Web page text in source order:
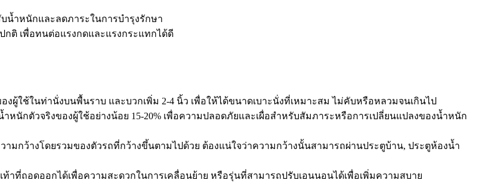
น้ำหนักและลดภาระในการบำรุงรักษา
ติ เพื่อทนต่อแรงกดและแรงกระแทกได้ดี
ผู้ใช้ในท่านั่งบนพื้นราบ และบวกเพิ่ม 2-4 นิ้ว เพื่อให้ได้ขนาดเบาะนั่งที่เหมาะสม ไม่คับหรือหลวมจนเกินไป
หนักตัวจริงของผู้ใช้อย่างน้อย 15-20% เพื่อความปลอดภัยและเผื่อสำหรับสัมภาระหรือการเปลี่ยนแปลงของน้ำหนัก
ามกว้างโดยรวมของตัวรถที่กว้างขึ้นตามไปด้วย ต้องแน่ใจว่าความกว้างนั้นสามารถผ่านประตูบ้าน, ประตูห้องน้ำ
ที่ถอดออกได้เพื่อความสะดวกในการเคลื่อนย้าย หรือรุ่นที่สามารถปรับเอนนอนได้เพื่อเพิ่มความสบาย